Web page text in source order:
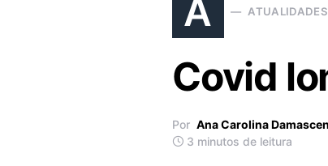
A ATUALIDADES
Covid
Por Ana Carolina
3 minutos de leitura